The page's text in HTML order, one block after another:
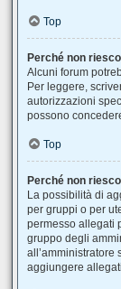
Top
Perché non
Alcuni forum
Per leggere,
autorizzazioni
possono
Top
Perché non
La possibilità di
per gruppi o per
permesso allegati
gruppo degli
all’amministratore
aggiungere